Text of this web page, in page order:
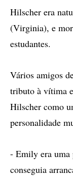
Hilscher era
(Virginia), e
estudantes.
Vários amigos
tributo à vítima
Hilscher como
personalidade
- Emily era uma
conseguia